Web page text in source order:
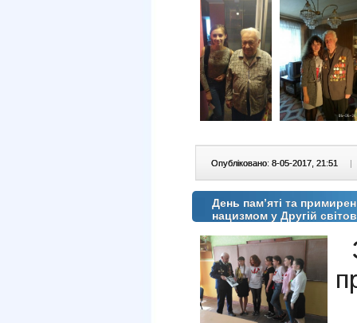
Опубліковано: 8-05-2017, 21:51 |
День пам’яті та
нацизмом у Другій